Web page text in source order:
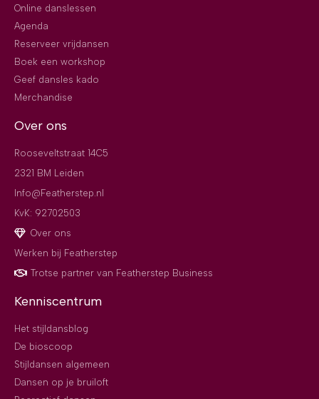
Online danslessen
Agenda
Reserveer vrijdansen
Boek een workshop
Geef dansles kado
Merchandise
Over ons
Rooseveltstraat 14C5
2321 BM Leiden
Info@Featherstep.nl
KvK: 92702503
Over ons
Werken bij Featherstep
Trotse partner van Featherstep Business
Kenniscentrum
Het stijldansblog
De bioscoop
Stijldansen algemeen
Dansen op je bruiloft